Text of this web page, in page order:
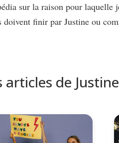
sur la raison pour laquelle
doivent finir par Justine ou
articles de